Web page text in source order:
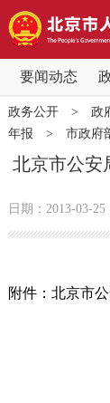
要闻动态
要闻动态
党中央精神
北京要闻
各区热点
政务公开> 政
年报 > 市政府
北京市公安
日期：2013-03-25
附件：北京市